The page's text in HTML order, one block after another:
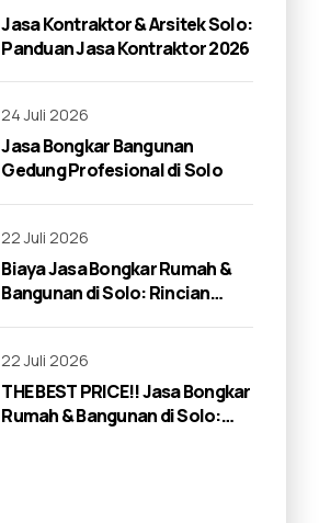
Jasa Kontraktor & Arsitek Solo:
Panduan Jasa Kontraktor 2026
24 Juli 2026
Jasa Bongkar Bangunan
Gedung Profesional di Solo
22 Juli 2026
Biaya Jasa Bongkar Rumah &
Bangunan di Solo: Rincian
22 Juli 2026
THE BEST PRICE!! Jasa Bongkar
Rumah & Bangunan di Solo: